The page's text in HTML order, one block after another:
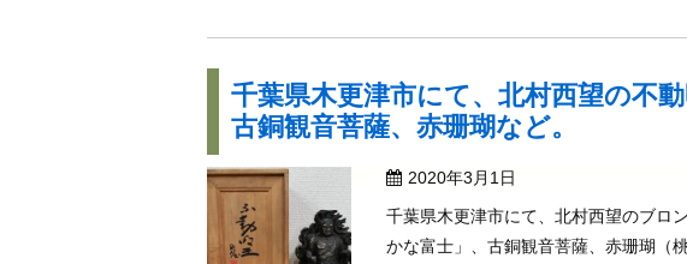
千葉県木更津市にて、北村西望の不
古銅観音菩薩、赤珊瑚など。
2020年3月1日
千葉県木更津市にて、北村西望のブロ
かな富士」、古銅観音菩薩、赤珊瑚（